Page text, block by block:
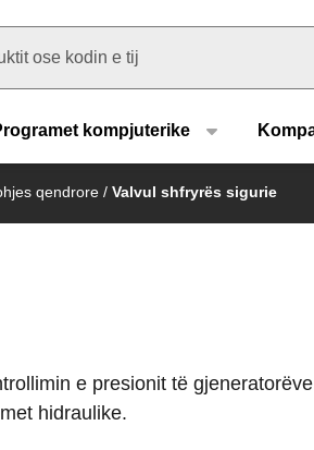
kompjuterike
qendrore / Valvul shfryrës sigurie
e presionit të
hidraulike.